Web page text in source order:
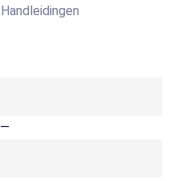
Handleidingen
—Max